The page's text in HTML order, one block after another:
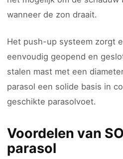
wanneer de zon draait.
Het push-up systeem zorgt
eenvoudig geopend en
stalen mast met een
parasol een solide basis in
geschikte parasolvoet.
Voordelen van
parasol